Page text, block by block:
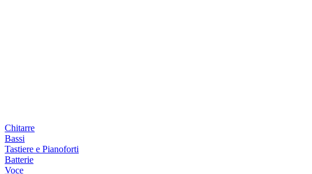
Chitarre
Bassi
Tastiere e Pianoforti
Batterie
Voce